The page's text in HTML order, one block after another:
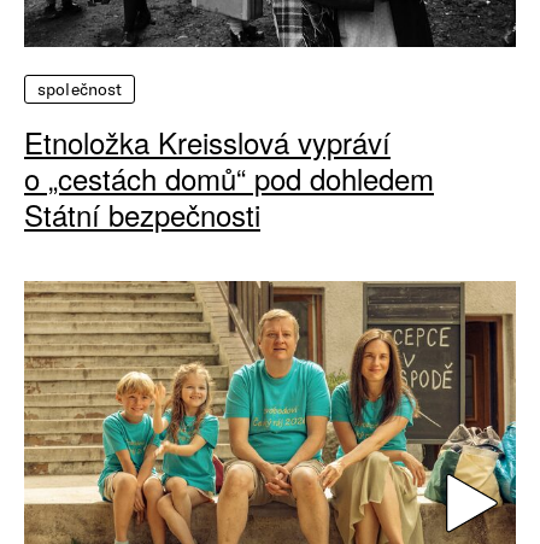
společnost
Etnoložka Kreisslová vypráví
o „cestách domů“ pod dohledem
Státní bezpečnosti